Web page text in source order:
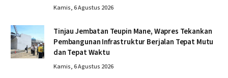
Kamis, 6 Agustus 2026
Tinjau Jembatan Teupin Mane, Wapres Tekankan
Pembangunan Infrastruktur Berjalan Tepat Mutu
dan Tepat Waktu
Kamis, 6 Agustus 2026